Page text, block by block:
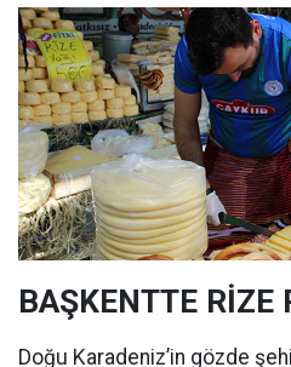
BAŞKENTTE RİZE
Doğu Karadeniz’in gözde